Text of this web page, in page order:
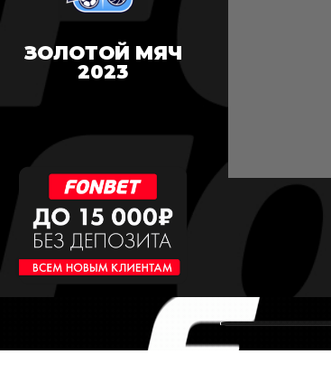
ЗОЛОТОЙ МЯЧ
2023